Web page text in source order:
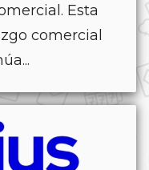
Esta
comercial